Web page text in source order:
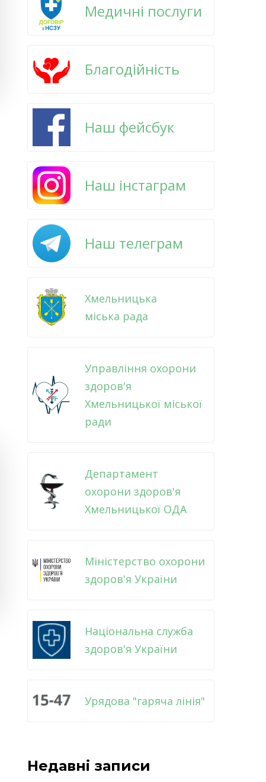
Медичні послуги
Благодійність
Наш фейсбук
Наш інстаграм
Наш телеграм
Хмельницька
міська рада
Управління охорони
здоров'я
Хмельницької міської
ради
Департамент
охорони здоров'я
Хмельницької ОДА
Міністерство охорони
здоров'я України
Національна служба
здоров'я України
Урядова "гаряча лінія"
Недавні записи